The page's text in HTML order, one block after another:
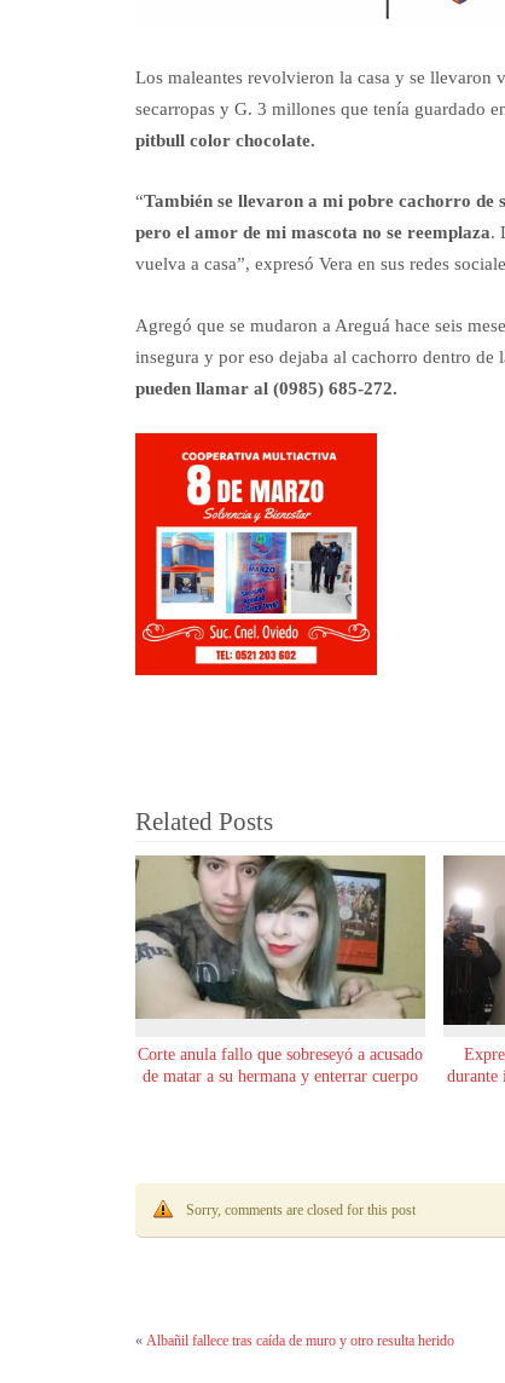
Los maleantes revolvieron la casa y se llevaron
secarropas y G. 3 millones que tenía guardado
pitbull color chocolate.
“También se llevaron a mi pobre cachorro de
pero el amor de mi mascota no se reemplaza.
vuelva a casa”, expresó Vera en sus redes
Agregó que se mudaron a Areguá hace seis
insegura y por eso dejaba al cachorro dentro de
pueden llamar al (0985) 685-272.
Related Posts
Corte anula fallo que sobreseyó a acusado
de matar a su hermana y enterrar cuerpo
durante
Sorry, comments are closed for this post
« Albañil fallece tras caída de muro y otro resulta herido